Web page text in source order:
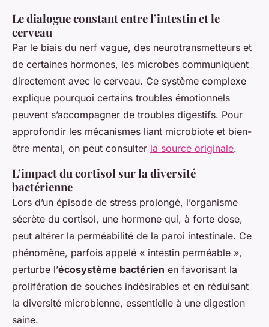
Le dialogue constant entre l’intestin et le
cerveau
Par le biais du nerf vague, des neurotransmetteurs et
de certaines hormones, les microbes communiquent
directement avec le cerveau. Ce système complexe
explique pourquoi certains troubles émotionnels
peuvent s’accompagner de troubles digestifs. Pour
approfondir les mécanismes liant microbiote et bien-
être mental, on peut consulter la source originale.
L’impact du cortisol sur la diversité
bactérienne
Lors d’un épisode de stress prolongé, l’organisme
sécrète du cortisol, une hormone qui, à forte dose,
peut altérer la perméabilité de la paroi intestinale. Ce
phénomène, parfois appelé « intestin perméable »,
perturbe l’écosystème bactérien en favorisant la
prolifération de souches indésirables et en réduisant
la diversité microbienne, essentielle à une digestion
saine.